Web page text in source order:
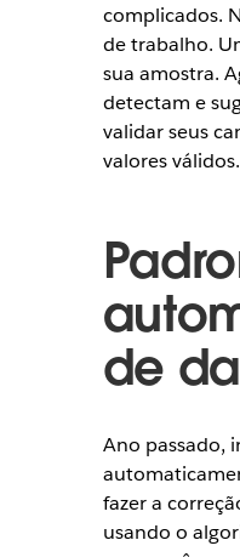
complicados.
de trabalho.
sua amostra.
detectam e
validar seus
valores válidos.
de
Ano passado,
fazer a
usando o